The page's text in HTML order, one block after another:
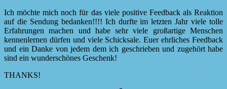
Ich möchte mich noch für das viele positive Feedback als Reaktion
auf die Sendung bedanken!!!! Ich durfte im letzten Jahr viele tolle
Erfahrungen machen und habe sehr viele großartige Menschen
kennenlernen dürfen und viele Schicksale. Euer ehrliches Feedback
und ein Danke von jedem dem ich geschrieben und zugehört habe
sind ein wunderschönes Geschenk!
THANKS!